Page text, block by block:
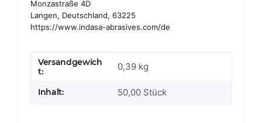
Monzastraße 4D
Langen, Deutschland, 63225
https://www.indasa-abrasives.com/de
Produkteigenschaft
Wert
Versandgewich
t:
0,39 kg
Inhalt: 50,00 Stück